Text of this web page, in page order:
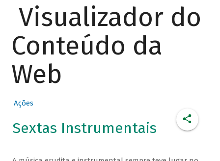
Visualizador do
Conteúdo da
Web
Ações
Sextas Instrumentais